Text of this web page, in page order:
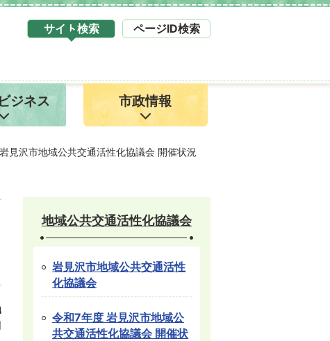
サイト検索 ページID検索
ト
索
ジネス 市政情報
見沢市地域公共交通活性化協議会 開催状況
地域公共交通活性化協議会
岩見沢市地域公共交通活性
化協議会
令和7年度 岩見沢市地域公
共交通活性化協議会 開催状